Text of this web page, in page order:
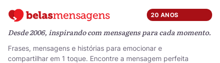
20 ANOS
Desde 2006, inspirando com mensagens para cada momento.
Frases, mensagens e histórias para emocionar e
compartilhar em 1 toque. Encontre a mensagem perfeita